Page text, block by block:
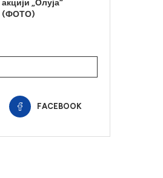
акцији „Олуја“
(ФОТО)
FACEBOOK